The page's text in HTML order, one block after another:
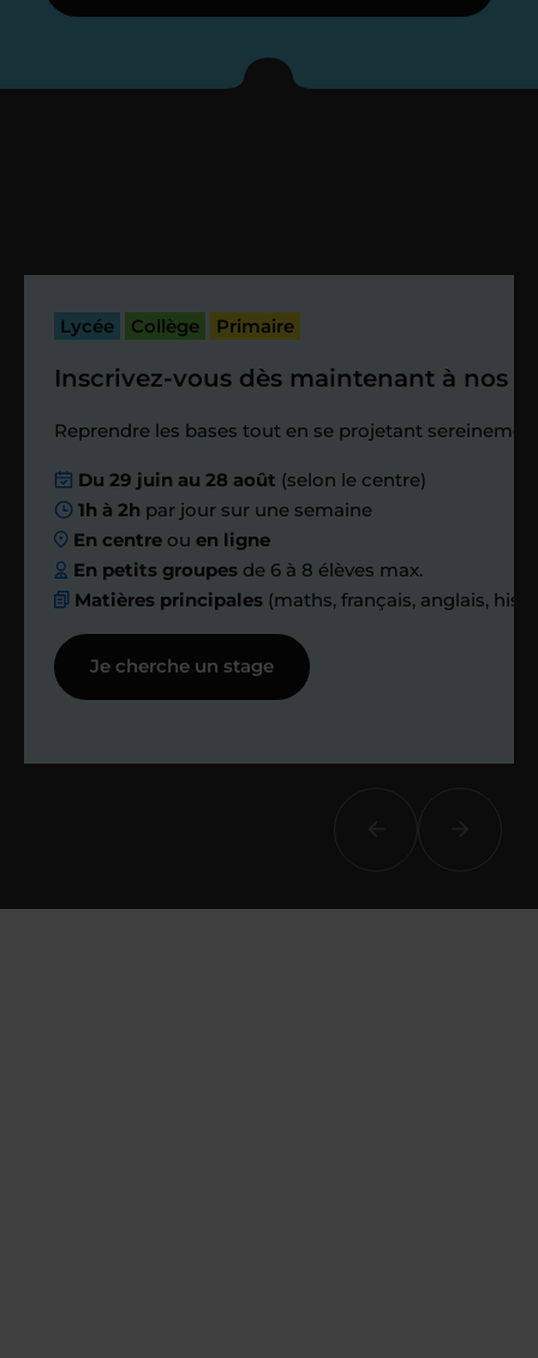
Je vous présente votre
enseignant sous 72
passé.
Étape 4
Nous planifions
ensemble des
échanges réguliers
Afin de suivre le travail et les progrès
réalisés, votre enseignant et moi-
même vous proposons des points et
Lycée Collège Primaire
Inscrivez-vous dès maintenant à nos
Reprendre les bases tout en se projetant
Du 29 juin au 28 août (selon le centre)
1h à 2h par jour sur une semaine
En centre ouen ligne
En petits groupes de 6 à 8 élèves max.
Matières principales (maths, français, anglais,
Je cherche un stage